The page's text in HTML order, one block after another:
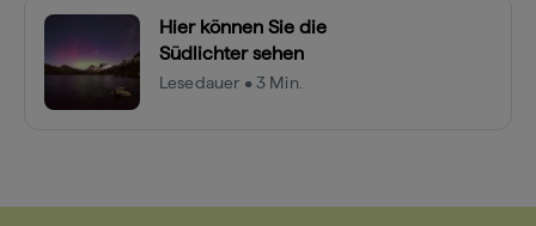
Hier können Sie die
Südlichter sehen
Lesedauer • 3 Min.